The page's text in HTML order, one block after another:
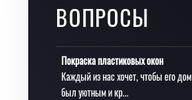
ВОПРОСЫ
Покраска пластиковых окон
Каждый из нас хочет, чтобы его дом
был уютным и кр...